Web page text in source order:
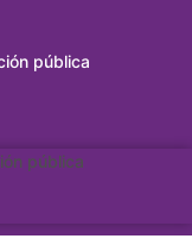
pública
pública